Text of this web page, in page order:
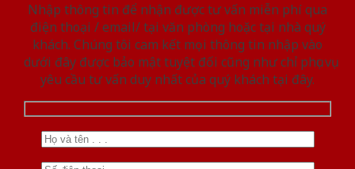
Nhập thông tin để nhận được tư vấn miễn phí qua
điện thoại / email/ tại văn phòng hoặc tại nhà quý
khách. Chúng tôi cam kết mọi thông tin nhập vào
dưới đây được bảo mật tuyệt đối cũng như chỉ phục vụ
yêu cầu tư vấn duy nhất của quý khách tại đây.